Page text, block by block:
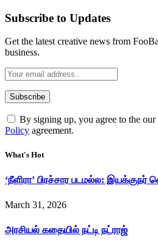
Subscribe to Updates
Get the latest creative news from
business.
By signing up, you agree to the our
Policy agreement.
What's Hot
‘நீளிரா’ பிரச்சார படமல்ல: இயக்குநர்
March 31, 2026
அரசியல் கதையில் நட்டி நட்ராஜ்